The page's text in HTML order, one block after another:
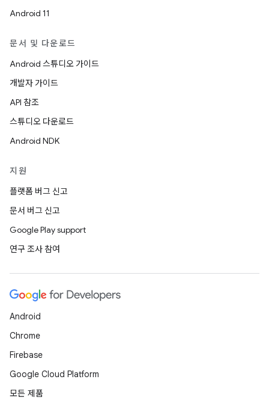
Android 11
문서 및 다운로드
Android 스튜디오 가이드
개발자 가이드
API 참조
스튜디오 다운로드
Android NDK
지원
플랫폼 버그 신고
문서 버그 신고
Google Play support
연구 조사 참여
Android
Chrome
Firebase
Google Cloud Platform
모든 제품